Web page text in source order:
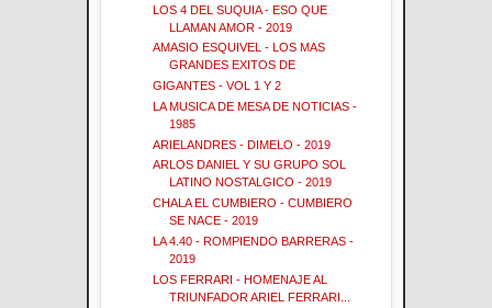
LOS 4 DEL SUQUIA - ESO QUE
LLAMAN AMOR - 2019
AMASIO ESQUIVEL - LOS MAS
GRANDES EXITOS DE
GIGANTES - VOL 1 Y 2
LA MUSICA DE MESA DE NOTICIAS -
1985
ARIELANDRES - DIMELO - 2019
ARLOS DANIEL Y SU GRUPO SOL
LATINO NOSTALGICO - 2019
CHALA EL CUMBIERO - CUMBIERO
SE NACE - 2019
LA 4.40 - ROMPIENDO BARRERAS -
2019
LOS FERRARI - HOMENAJE AL
TRIUNFADOR ARIEL FERRARI...